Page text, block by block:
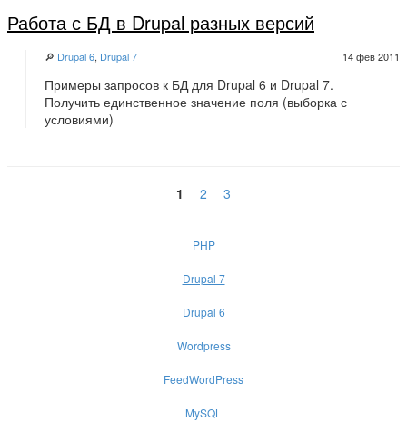
Работа с БД в Drupal разных версий
🔎 Drupal 6, Drupal 7 14 фев 2011
Примеры запросов к БД для Drupal 6 и Drupal 7.
Получить единственное значение поля (выборка с
условиями)
1 2 3
PHP
Drupal 7
Drupal 6
Wordpress
FeedWordPress
MySQL